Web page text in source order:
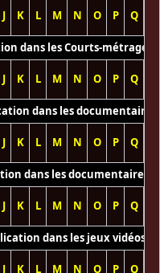
J K L M N O P Q
dans les Courts-métrages
J K L M N O P Q
dans les documentaires
J K L M N O P Q
dans les documentaires
J K L M N O P Q
dans les jeux vidéos
J K L M N O P Q